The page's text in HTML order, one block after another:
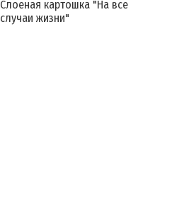
Слоеная картошка "На все
случаи жизни"